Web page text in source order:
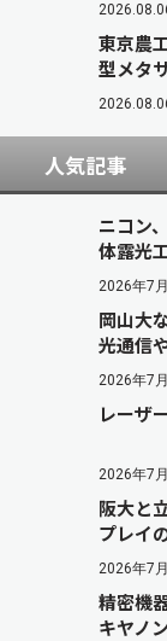
東京農
型メタ
人気記事
ニコン
体露光
2026年7
岡山大
光通信
2026年7
レーザ
2026年7
阪大と
プレイ
2026年7
精密機
キヤノ